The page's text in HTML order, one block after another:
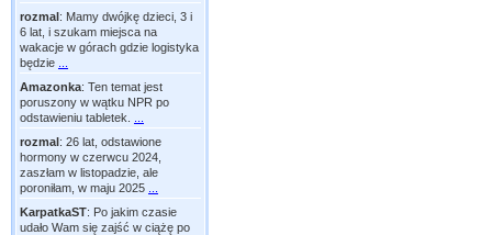
rozmal: Mamy dwójkę dzieci, 3 i
6 lat, i szukam miejsca na
wakacje w górach gdzie logistyka
będzie
Amazonka: Ten temat jest
poruszony w wątku NPR po
odstawieniu tabletek.
rozmal: 26 lat, odstawione
hormony w czerwcu 2024,
zaszłam w listopadzie, ale
poroniłam, w maju 2025
KarpatkaST: Po jakim czasie
udało Wam się zajść w ciążę po